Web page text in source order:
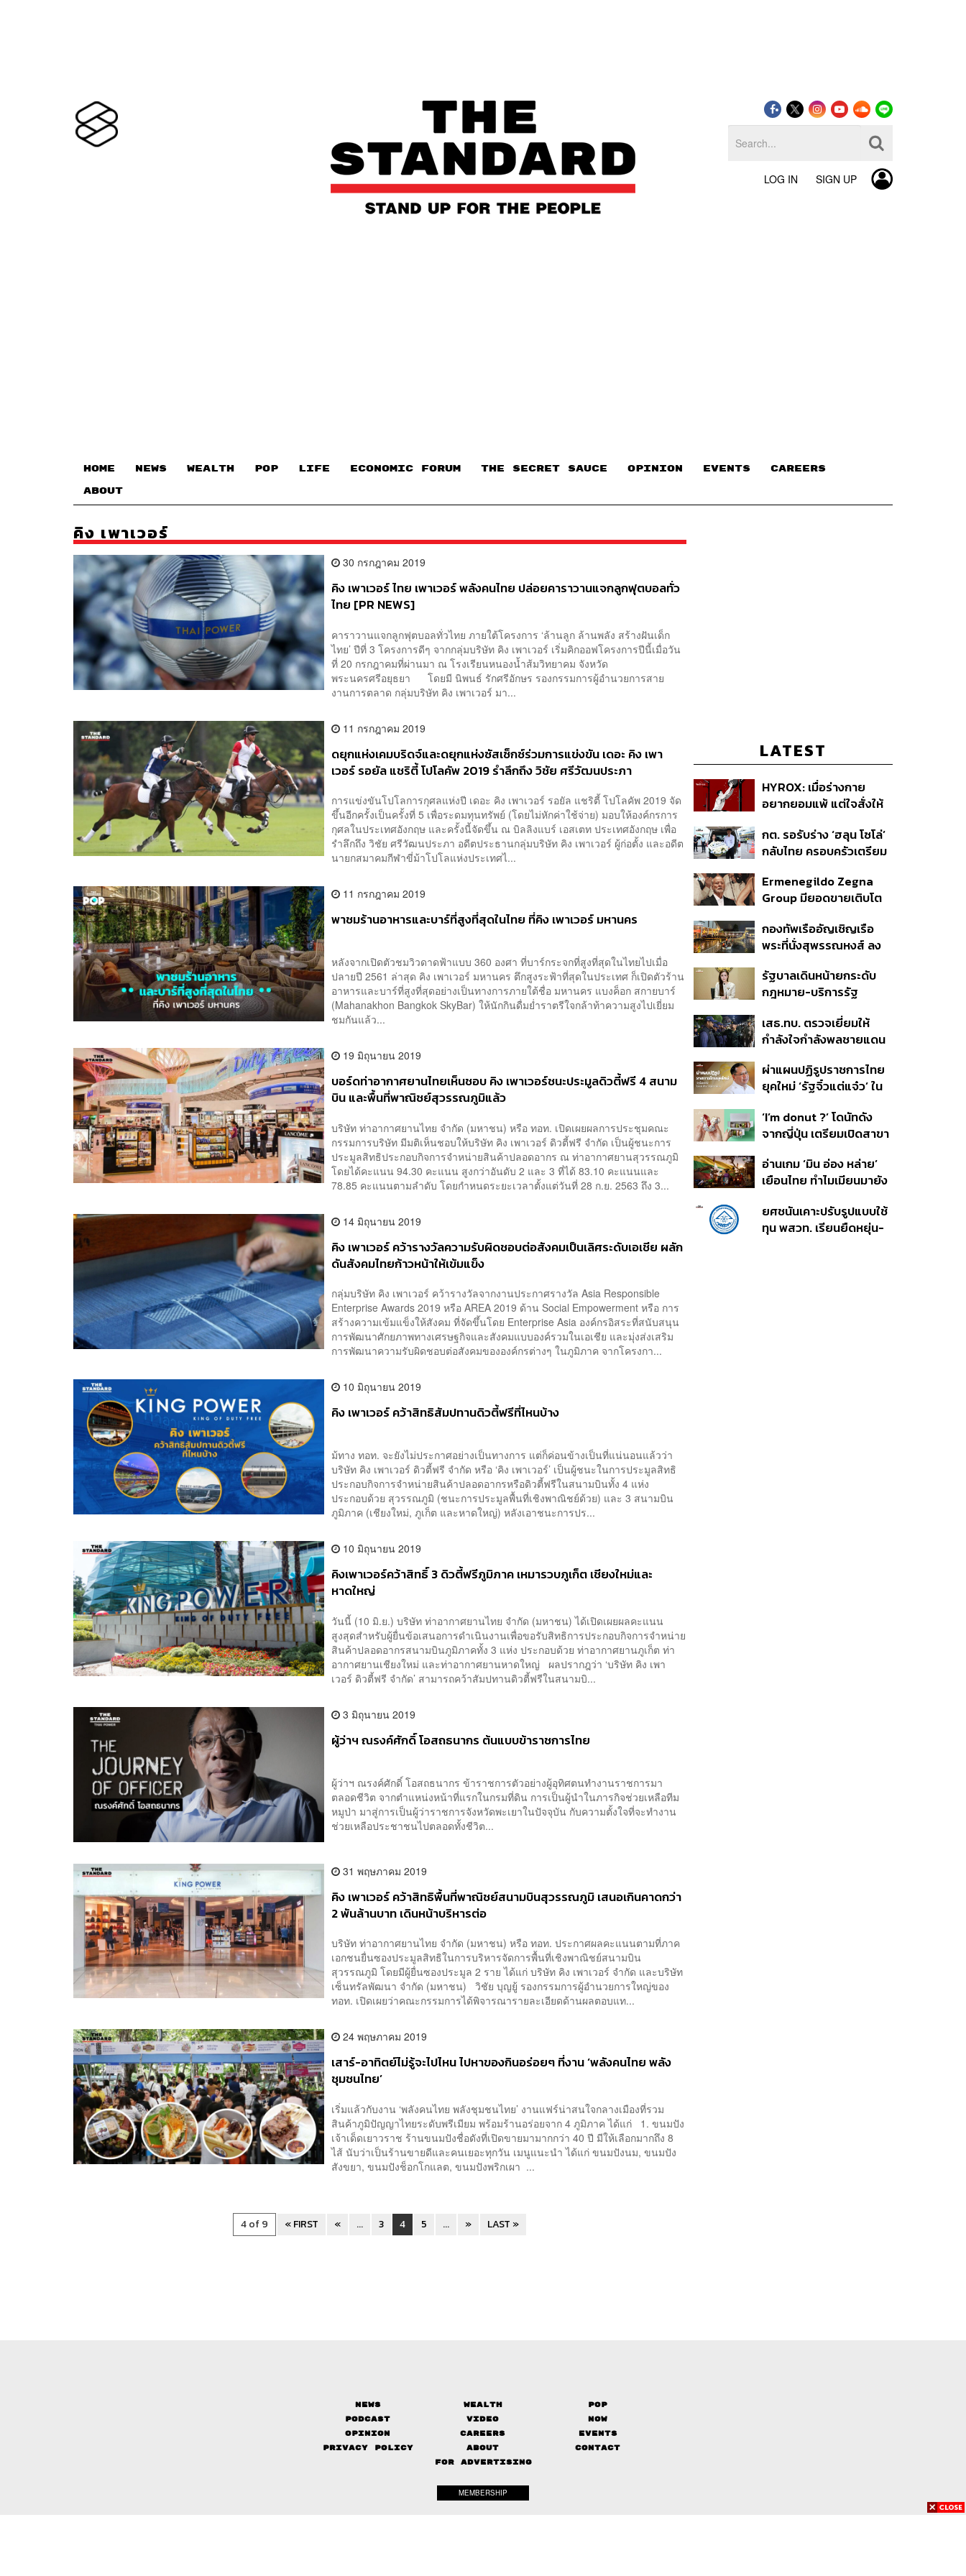
LOG IN SIGN UP
HOME NEWS WEALTH POP LIFE ECONOMIC FORUM THE SECRET SAUCE​ OPINION EVENTS CAREERS
ABOUT
คิง เพาเวอร์
30 กรกฎาคม 2019
คิง เพาเวอร์ ไทย เพาเวอร์ พลังคนไทย ปล่อยคาราวานแจกลูกฟุตบอลทั่ว
ไทย [PR NEWS]​
คาราวานแจกลูกฟุตบอลทั่วไทย ภายใต้โครงการ ‘ล้านลูก ล้านพลัง สร้างฝันเด็ก
ไทย’ ปีที่ 3 โครงการดีๆ จากกลุ่มบริษัท คิง เพาเวอร์ เริ่มคิกออฟโครงการปีนี้เมื่อวัน
ที่ 20 กรกฎาคมที่ผ่านมา ณ โรงเรียนหนองน้ำส้มวิทยาคม จังหวัด
พระนครศรีอยุธยา โดยมี นิพนธ์ รักศรีอักษร รองกรรมการผู้อำนวยการสาย
งานการตลาด กลุ่มบริษัท คิง เพาเวอร์ มา...
11 กรกฎาคม 2019
ดยุกแห่งเคมบริดจ์และดยุกแห่งซัสเซ็กซ์ร่วมการแข่งขัน เดอะ คิง เพา
เวอร์ รอยัล แชริตี้ โปโลคัพ 2019 รำลึกถึง วิชัย ศรีวัฒนประภา
การแข่งขันโปโลการกุศลแห่งปี เดอะ คิง เพาเวอร์ รอยัล แชริตี้ โปโลคัพ 2019 จัด
ขึ้นอีกครั้งเป็นครั้งที่ 5 เพื่อระดมทุนทรัพย์ (โดยไม่หักค่าใช้จ่าย) มอบให้องค์กรการ
กุศลในประเทศอังกฤษ และครั้งนี้จัดขึ้น ณ บิลลิงแบร์ เอสเตท ประเทศอังกฤษ เพื่อ
รำลึกถึง วิชัย ศรีวัฒนประภา อดีตประธานกลุ่มบริษัท คิง เพาเวอร์ ผู้ก่อตั้ง และอดีต
นายกสมาคมกีฬาขี่ม้าโปโลแห่งประเทศไ...
11 กรกฎาคม 2019
พาชมร้านอาหารและบาร์ที่สูงที่สุดในไทย ที่คิง เพาเวอร์ มหานคร
หลังจากเปิดตัวชมวิวดาดฟ้าแบบ 360 องศา ที่บาร์กระจกที่สูงที่สุดในไทยไปเมื่อ
ปลายปี 2561 ล่าสุด คิง เพาเวอร์ มหานคร ตึกสูงระฟ้าที่สุดในประเทศ ก็เปิดตัวร้าน
อาหารและบาร์ที่สูงที่สุดอย่างเป็นทางการภายใต้ชื่อ มหานคร แบงค็อก สกายบาร์
(Mahanakhon Bangkok SkyBar) ให้นักกินดื่มย่ำราตรีใจกล้าท้าความสูงไปเยี่ยม
ชมกันแล้ว...
19 มิถุนายน 2019
บอร์ดท่าอากาศยานไทยเห็นชอบ คิง เพาเวอร์ชนะประมูลดิวตี้ฟรี 4 สนาม
บิน และพื้นที่พาณิชย์สุวรรณภูมิแล้ว
บริษัท ท่าอากาศยานไทย จำกัด (มหาชน) หรือ ทอท. เปิดเผยผลการประชุมคณะ
กรรมการบริษัท มีมติเห็นชอบให้บริษัท คิง เพาเวอร์ ดิวตี้ฟรี จำกัด เป็นผู้ชนะการ
ประมูลสิทธิประกอบกิจการจำหน่ายสินค้าปลอดอากร ณ ท่าอากาศยานสุวรรณภูมิ
โดยได้คะแนน 94.30 คะแนน สูงกว่าอันดับ 2 และ 3 ที่ได้ 83.10 คะแนนและ
78.85 คะแนนตามลำดับ โดยกำหนดระยะเวลาตั้งแต่วันที่ 28 ก.ย. 2563 ถึง 3...
14 มิถุนายน 2019
คิง เพาเวอร์ คว้ารางวัลความรับผิดชอบต่อสังคมเป็นเลิศระดับเอเชีย ผลัก
ดันสังคมไทยก้าวหน้าให้เข้มแข็ง
กลุ่มบริษัท คิง เพาเวอร์ คว้ารางวัลจากงานประกาศรางวัล Asia Responsible
Enterprise Awards 2019 หรือ AREA 2019 ด้าน Social Empowerment หรือ การ
สร้างความเข้มแข็งให้สังคม ที่จัดขึ้นโดย Enterprise Asia องค์กรอิสระที่สนับสนุน
การพัฒนาศักยภาพทางเศรษฐกิจและสังคมแบบองค์รวมในเอเชีย และมุ่งส่งเสริม
การพัฒนาความรับผิดชอบต่อสังคมขององค์กรต่างๆ ในภูมิภาค จากโครงกา...
10 มิถุนายน 2019
คิง เพาเวอร์ คว้าสิทธิสัมปทานดิวตี้ฟรีที่ไหนบ้าง
ม้ทาง ทอท. จะยังไม่ประกาศอย่างเป็นทางการ แต่ก็ค่อนข้างเป็นที่แน่นอนแล้วว่า
บริษัท คิง เพาเวอร์ ดิวตี้ฟรี จำกัด หรือ ‘คิง เพาเวอร์’ เป็นผู้ชนะในการประมูลสิทธิ
ประกอบกิจการจำหน่ายสินค้าปลอดอากรหรือดิวตี้ฟรีในสนามบินทั้ง 4 แห่ง
ประกอบด้วย สุวรรณภูมิ (ชนะการประมูลพื้นที่เชิงพาณิชย์ด้วย) และ 3 สนามบิน
ภูมิภาค (เชียงใหม่, ภูเก็ต และหาดใหญ่) หลังเอาชนะการปร...
10 มิถุนายน 2019
คิงเพาเวอร์คว้าสิทธิ์ 3 ดิวตี้ฟรีภูมิภาค เหมารวบภูเก็ต เชียงใหม่และ
หาดใหญ่
วันนี้ (10 มิ.ย.) บริษัท ท่าอากาศยานไทย จำกัด (มหาชน) ได้เปิดเผยผลคะแนน
สูงสุดสำหรับผู้ยื่นข้อเสนอการดำเนินงานเพื่อขอรับสิทธิการประกอบกิจการจำหน่าย
สินค้าปลอดอากรสนามบินภูมิภาคทั้ง 3 แห่ง ประกอบด้วย ท่าอากาศยานภูเก็ต ท่า
อากาศยานเชียงใหม่ และท่าอากาศยานหาดใหญ่ ผลปรากฎว่า ‘บริษัท คิง เพา
เวอร์ ดิวตี้ฟรี จำกัด’ สามารถคว้าสัมปทานดิวตี้ฟรีในสนามบิ...
3 มิถุนายน 2019
ผู้ว่าฯ ณรงค์ศักดิ์ โอสถธนากร ต้นแบบข้าราชการไทย
ผู้ว่าฯ ณรงค์ศักดิ์ โอสถธนากร ข้าราชการตัวอย่างผู้อุทิศตนทำงานราชการมา
ตลอดชีวิต จากตำแหน่งหน้าที่แรกในกรมที่ดิน การเป็นผู้นำในภารกิจช่วยเหลือทีม
หมูป่า มาสู่การเป็นผู้ว่าราชการจังหวัดพะเยาในปัจจุบัน กับความตั้งใจที่จะทำงาน
ช่วยเหลือประชาชนไปตลอดทั้งชีวิต...
31 พฤษภาคม 2019
คิง เพาเวอร์ คว้าสิทธิพื้นที่พาณิชย์สนามบินสุวรรณภูมิ เสนอเกินคาดกว่า
2 พันล้านบาท เดินหน้าบริหารต่อ
บริษัท ท่าอากาศยานไทย จำกัด (มหาชน) หรือ ทอท. ประกาศผลคะแนนตามที่ภาค
เอกชนยื่นซองประมูลสิทธิในการบริหารจัดการพื้นที่เชิงพาณิชย์สนามบิน
สุวรรณภูมิ โดยมีผู้ยื่นซองประมูล 2 ราย ได้แก่ บริษัท คิง เพาเวอร์ จำกัด และบริษัท
เซ็นทรัลพัฒนา จำกัด (มหาชน) วิชัย บุญยู้ รองกรรมการผู้อำนวยการใหญ่ของ
ทอท. เปิดเผยว่าคณะกรรมการได้พิจารณารายละเอียดด้านผลตอบแท...
24 พฤษภาคม 2019
เสาร์-อาทิตย์ไม่รู้จะไปไหน ไปหาของกินอร่อยๆ ที่งาน ‘พลังคนไทย พลัง
ชุมชนไทย’
เริ่มแล้วกับงาน ‘พลังคนไทย พลังชุมชนไทย’ งานแฟร์น่าสนใจกลางเมืองที่รวม
สินค้าภูมิปัญญาไทยระดับพรีเมียม พร้อมร้านอร่อยจาก 4 ภูมิภาค ได้แก่ 1. ขนมปัง
เจ้าเด็ดเยาวราช ร้านขนมปังชื่อดังที่เปิดขายมามากกว่า 40 ปี มีให้เลือกมากถึง 8
ไส้ นับว่าเป็นร้านขายดีและคนเยอะทุกวัน เมนูแนะนำ ได้แก่ ขนมปังนม, ขนมปัง
สังขยา, ขนมปังช็อกโกแลต, ขนมปังพริกเผา ...
4 of 9 « FIRST « ... 3 4 5 ... » LAST »
LATEST
HYROX: เมื่อร่างกาย
อยากยอมแพ้ แต่ใจสั่งให้
Self-Commitment ที่น่า
ลอง
กต. รอรับร่าง ‘ฮลุน โซโล่’
กลับไทย ครอบครัวเตรียม
Ermenegildo Zegna
Group มียอดขายเติบโต
ของปีนี้
กองทัพเรืออัญเชิญเรือ
พระที่นั่งสุพรรณหงส์ ลง
พยุหยาตราทางชลมารค ปี
2569
รัฐบาลเดินหน้ายกระดับ
กฎหมาย-บริการรัฐ
หลากหลายทางเพศ ดัน
ความเท่าเทียมตั้งแต่
ทำงาน
เสธ.ทบ. ตรวจเยี่ยมให้
กำลังใจกำลังพลชายแดน
รักษาความสงบ-สร้าง
สันติสุข
ผ่าแผนปฏิรูปราชการไทย
ยุคใหม่ ‘รัฐจิ๋วแต่แจ๋ว’ ใน
‘I’m donut ?’ โดนัทดัง
จากญี่ปุ่น เตรียมเปิดสาขา
อ่านเกม ‘มิน อ่อง หล่าย’
เยือนไทย ทำไมเมียนมายัง
วันที่ค่าเงินตก ทุนสำรอง
ต่ำ
ยศชนันเคาะปรับรูปแบบใช้
ทุน พสวท. เรียนยืดหยุ่น-
News Wealth
Pop
Podcast
Video
Now
Opinion
Careers
Events
Privacy Policy
About
Contact
FOR ADVERTISING
MEMBERSHIP